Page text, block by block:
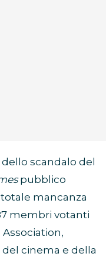
scandalo del
pubblico
mancanza
membri votanti
del cinema e della